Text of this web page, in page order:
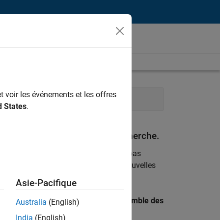
de la qualité
à vos critères de recherche.
. Si malgré tout vous ne trouvez pas
pour vous tenir au courant des nouvelles
par lieu pour trouver l’ensemble des
voir les événements et les offres
States.
Asie-Pacifique
Australia (English)
India (English)